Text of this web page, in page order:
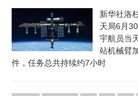
新华社洛
天局6月
宇航员当
站机械臂
件，任务总共持续约7小时